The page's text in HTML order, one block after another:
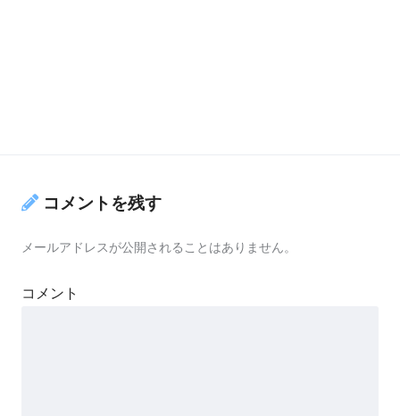
コメントを残す
メールアドレスが公開されることはありません。
コメント